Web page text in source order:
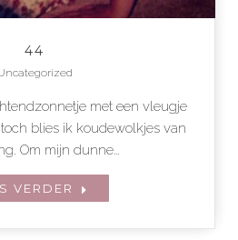
44
met een vleugje
blies ik koudewolkjes van
Om mijn dunne…
VERDER